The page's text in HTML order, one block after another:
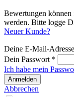
Bewertungen können
werden. Bitte logge
Neuer Kunde?
Deine E-Mail-Adresse
Dein Passwort *
Ich habe mein
Anmelden
Abbrechen